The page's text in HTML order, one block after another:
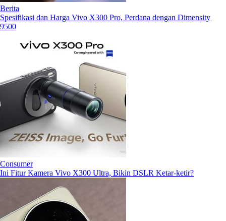
Berita
Spesifikasi dan Harga Vivo X300 Pro, Perdana dengan Dimensity
9500
Consumer
Ini Fitur Kamera Vivo X300 Ultra, Bikin DSLR Ketar-ketir?